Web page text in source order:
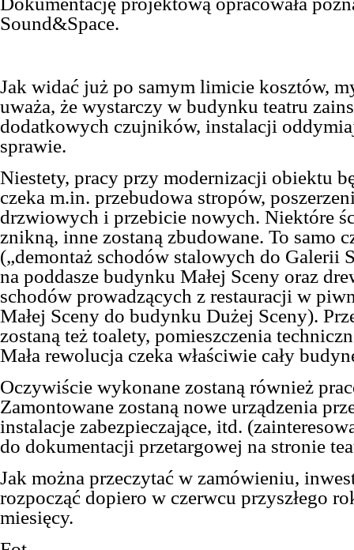
Sound&Space.
Jak widać już po samym limicie kosztów,
uważa, że wystarczy w budynku teatru
dodatkowych czujników, instalacji
sprawie.
Niestety, pracy przy modernizacji obiektu
czeka m.in. przebudowa stropów,
drzwiowych i przebicie nowych. Niektóre
znikną, inne zostaną zbudowane. To samo
(„demontaż schodów stalowych do Galerii
na poddasze budynku Małej Sceny oraz
schodów prowadzących z restauracji w
Małej Sceny do budynku Dużej Sceny).
zostaną też toalety, pomieszczenia
Mała rewolucja czeka właściwie cały
Oczywiście wykonane zostaną również
Zamontowane zostaną nowe urządzenia
instalacje zabezpieczające, itd.
do dokumentacji przetargowej na stronie
Jak można przeczytać w zamówieniu,
rozpocząć dopiero w czerwcu przyszłego
miesięcy.